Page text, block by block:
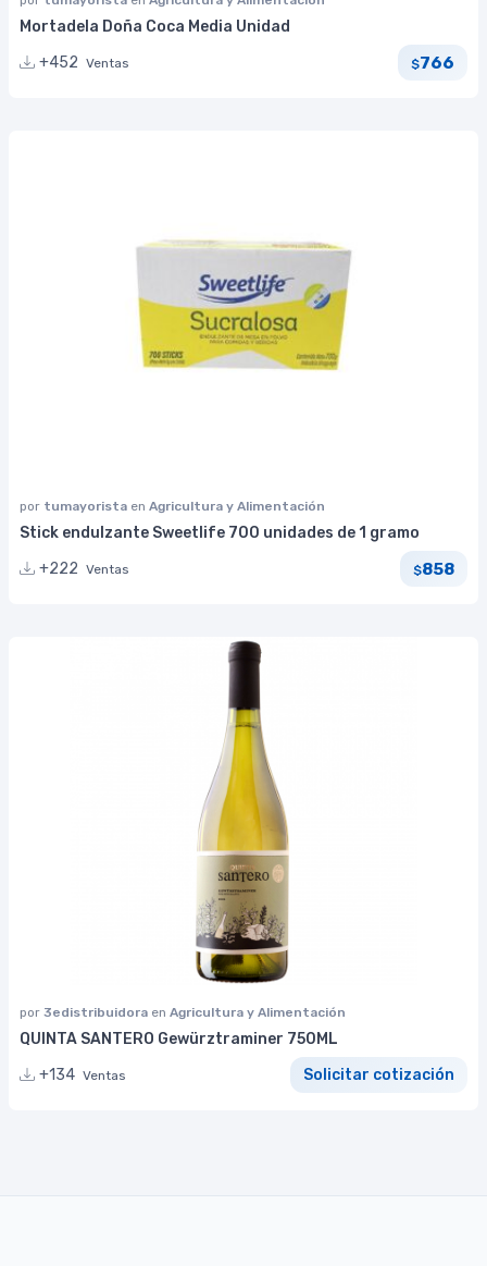
Mortadela Doña Coca Media Unidad
+452 Ventas $766
por tumayorista en Agricultura y Alimentación
Stick endulzante Sweetlife 700 unidades de 1 gramo
+222 Ventas $858
por 3edistribuidora en Agricultura y Alimentación
QUINTA SANTERO Gewürztraminer 750ML
+134 Ventas Solicitar cotización